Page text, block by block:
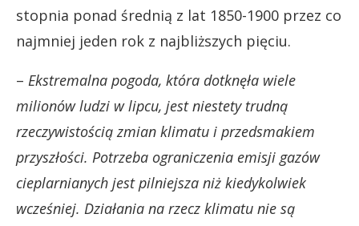
stopnia ponad średnią z lat 1850-1900 przez co
najmniej jeden rok z najbliższych pięciu.
– Ekstremalna pogoda, która dotknęła wiele
milionów ludzi w lipcu, jest niestety trudną
rzeczywistością zmian klimatu i przedsmakiem
przyszłości. Potrzeba ograniczenia emisji gazów
cieplarnianych jest pilniejsza niż kiedykolwiek
wcześniej. Działania na rzecz klimatu nie są